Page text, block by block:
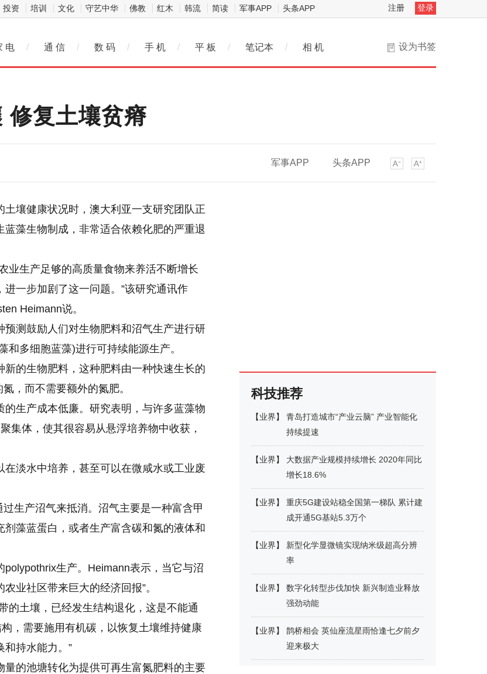
投资 培训 文化 守艺中华 佛教 红木 韩流 简读 军事APP 头条APP 注册 登录
设为书签
电 / 通 信 / 数 码 / 手 机 / 平 板 / 笔记本 / 相 机
修复土壤贫瘠
军事APP 头条APP
壤健康状况时，澳大利亚一支研究团队正
藻生物制成，非常适合依赖化肥的严重退
业生产足够的高质量食物来养活不断增长
一步加剧了这一问题。”该研究通讯作
Heimann说。
测鼓励人们对生物肥料和沼气生产进行研
多细胞蓝藻)进行可持续能源生产。
的生物肥料，这种肥料由一种快速生长的
，而不需要额外的氮肥。
生产成本低廉。研究表明，与许多蓝藻物
集体，使其很容易从悬浮培养物中收获，
淡水中培养，甚至可以在微咸水或工业废
生产沼气来抵消。沼气主要是一种富含甲
藻蓝蛋白，或者生产富含碳和氮的液体和
生产。Heimann表示，当它与沼
业社区带来巨大的经济回报”。
的土壤，已经发生结构退化，这是不能通
，需要施用有机碳，以恢复土壤维持健康
持水能力。”
的池塘转化为提供可再生富氮肥料的主要
科技推荐
【业界】
青岛打造城市“产业云脑” 产业智能化
持续提速
【业界】
大数据产业规模持续增长 2020年同比
增长18.6%
【业界】
重庆5G建设站稳全国第一梯队 累计建
成开通5G基站5.3万个
【业界】
新型化学显微镜实现纳米级超高分辨
率
【业界】
数字化转型步伐加快 新兴制造业释放
强劲动能
【业界】
鹊桥相会 英仙座流星雨恰逢七夕前夕
迎来极大